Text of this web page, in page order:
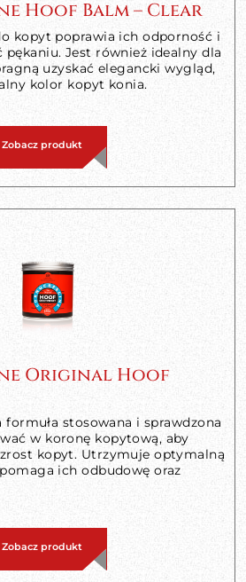
Hoof Balm – Clear
kopyt poprawia ich odporność i
pękaniu. Jest również idealny dla
uzyskać elegancki wygląd,
kolor kopyt konia.
Zobacz produkt
Original Hoof
stosowana i sprawdzona
w koronę kopytową, aby
kopyt. Utrzymuje optymalną
ich odbudowę oraz
Zobacz produkt